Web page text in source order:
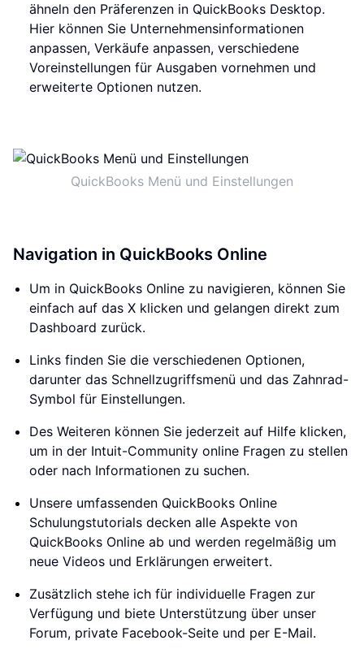
ähneln den Präferenzen in QuickBooks Desktop.
Hier können Sie Unternehmensinformationen
anpassen, Verkäufe anpassen, verschiedene
Voreinstellungen für Ausgaben vornehmen und
erweiterte Optionen nutzen.
QuickBooks Menü und Einstellungen
Navigation in QuickBooks Online
Um in QuickBooks Online zu navigieren, können Sie
einfach auf das X klicken und gelangen direkt zum
Dashboard zurück.
Links finden Sie die verschiedenen Optionen,
darunter das Schnellzugriffsmenü und das Zahnrad-
Symbol für Einstellungen.
Des Weiteren können Sie jederzeit auf Hilfe klicken,
um in der Intuit-Community online Fragen zu stellen
oder nach Informationen zu suchen.
Unsere umfassenden QuickBooks Online
Schulungstutorials decken alle Aspekte von
QuickBooks Online ab und werden regelmäßig um
neue Videos und Erklärungen erweitert.
Zusätzlich stehe ich für individuelle Fragen zur
Verfügung und biete Unterstützung über unser
Forum, private Facebook-Seite und per E-Mail.